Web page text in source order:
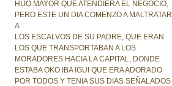
HIJO MAYOR QUE ATENDIERA EL NEGOCIO,
PERO ESTE UN DIA COMENZO A MALTRATAR
A
LOS ESCALVOS DE SU PADRE, QUE ERAN
LOS QUE TRANSPORTABAN A LOS
MORADORES HACIA LA CAPITAL, DONDE
ESTABA OKO IBA IGUI QUE ERA ADORADO
POR TODOS Y TENIA SUS DIAS SEÑALADOS